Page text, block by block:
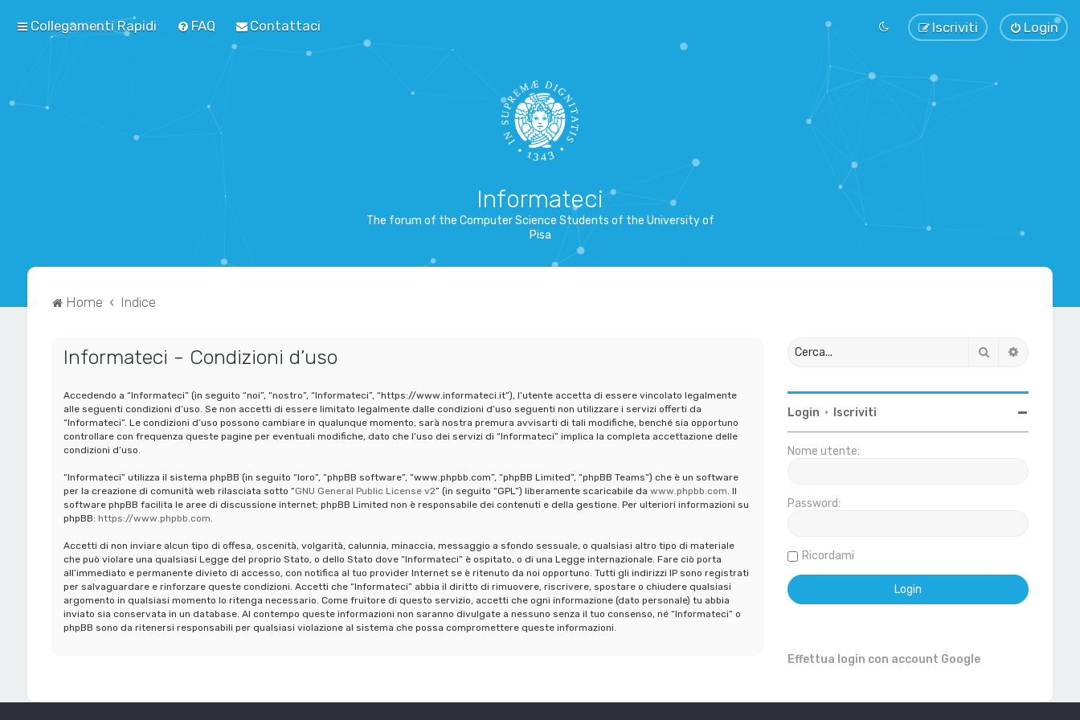
Collegamenti Rapidi FAQ Contattaci Login
Iscriviti
Informateci
The forum of the Computer Science Students of the University of
Pisa
Home Indice
Informateci - Condizioni d’uso
Accedendo a “Informateci” (in seguito “noi”, “nostro”, “Informateci”, “https://www.informateci.it”), l’utente accetta di essere vincolato legalmente
alle seguenti condizioni d’uso. Se non accetti di essere limitato legalmente dalle condizioni d’uso seguenti non utilizzare i servizi offerti da
“Informateci”. Le condizioni d’uso possono cambiare in qualunque momento, sarà nostra premura avvisarti di tali modifiche, benché sia opportuno
controllare con frequenza queste pagine per eventuali modifiche, dato che l’uso dei servizi di “Informateci” implica la completa accettazione delle
condizioni d’uso.
“Informateci” utilizza il sistema phpBB (in seguito “loro”, “phpBB software”, “www.phpbb.com”, “phpBB Limited”, “phpBB Teams”) che è un software
per la creazione di comunità web rilasciata sotto “GNU General Public License v2” (in seguito “GPL”) liberamente scaricabile da www.phpbb.com. Il
software phpBB facilita le aree di discussione internet; phpBB Limited non è responsabile dei contenuti e della gestione. Per ulteriori informazioni su
phpBB: https://www.phpbb.com.
Accetti di non inviare alcun tipo di offesa, oscenità, volgarità, calunnia, minaccia, messaggio a sfondo sessuale, o qualsiasi altro tipo di materiale
che può violare una qualsiasi Legge del proprio Stato, o dello Stato dove “Informateci” è ospitato, o di una Legge internazionale. Fare ciò porta
all’immediato e permanente divieto di accesso, con notifica al tuo provider Internet se è ritenuto da noi opportuno. Tutti gli indirizzi IP sono registrati
per salvaguardare e rinforzare queste condizioni. Accetti che “Informateci” abbia il diritto di rimuovere, riscrivere, spostare o chiudere qualsiasi
argomento in qualsiasi momento lo ritenga necessario. Come fruitore di questo servizio, accetti che ogni informazione (dato personale) tu abbia
inviato sia conservata in un database. Al contempo queste informazioni non saranno divulgate a nessuno senza il tuo consenso, né “Informateci” o
phpBB sono da ritenersi responsabili per qualsiasi violazione al sistema che possa compromettere queste informazioni.
Cerca
Login • Iscriviti
Nome utente:
Password:
Ricordami
Effettua login con account Google